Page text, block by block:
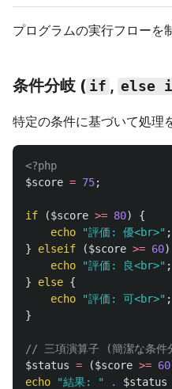
プログラムの実行フローを
条件分岐 ( if , else
特定の条件に基づいて処理
<?php
$score = 75;
if ($score >= 80)
{
echo
"評価: 優<br>" ;
}
elseif ($score >= 60)
echo
"評価: 良<br>" ;
}
else {
echo
"評価: 可<br>" ;
}
// 三項演算子 (簡潔な条件
$status = ($score >= 60
echo
"結果: " . $status